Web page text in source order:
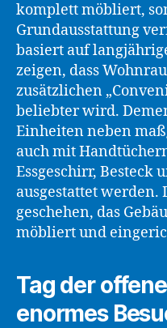
komplett möbliert,
Grundausstattung
basiert auf
zeigen, dass
zusätzlichen
beliebter wird.
Einheiten neben
auch mit
Essgeschirr, Besteck
ausgestattet
geschehen, das
möbliert und
Tag der
enormes